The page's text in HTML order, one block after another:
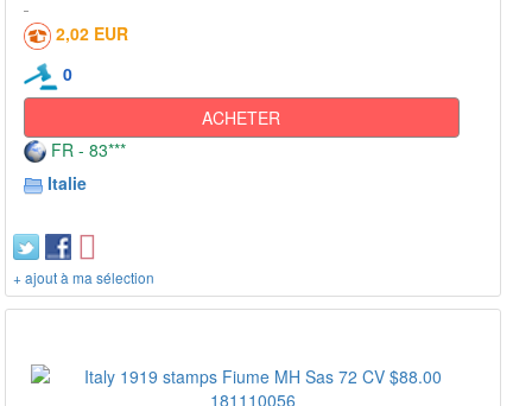
2,02 EUR
0
ACHETER
FR - 83***
Italie
+ ajout à ma sélection